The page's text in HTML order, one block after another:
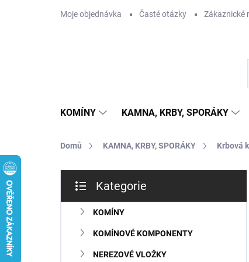
Moje objednávka Časté otázky Zákaznické
KOMÍNY KAMNA, KRBY, SPORÁKY
Domů KAMNA, KRBY, SPORÁKY Krbová
s
kategorie
Kategorie
KOMÍNY
KOMÍNOVÉ KOMPONENTY
NEREZOVÉ VLOŽKY